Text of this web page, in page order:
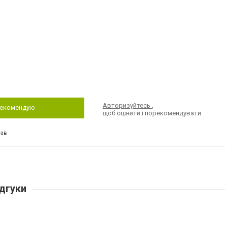
Авторизуйтесь,
щоб оцінити і порекомендувати